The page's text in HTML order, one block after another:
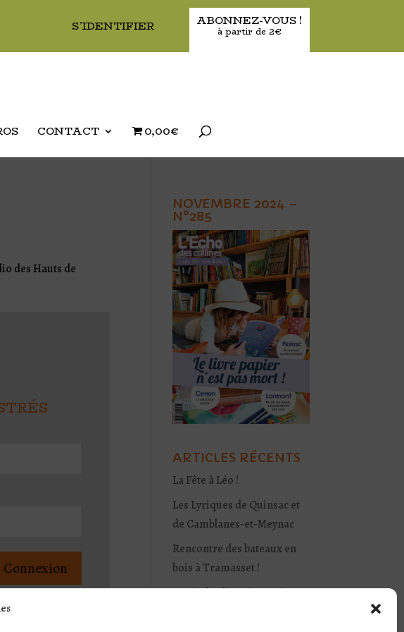
S’IDENTIFIER ABONNEZ-VOUS !
à partir de 2€
CONTACT 0,00€
des Hauts de
réinitialiser
NOVEMBRE 2024 –
N°285
ARTICLES RÉCENTS
La Fête à Léo !
Les Lyriques de Quinsac et
de Camblanes-et-Meynac
Rencontre des bateaux en
bois à Tramasset !
Festival Odyssy à Darwin :